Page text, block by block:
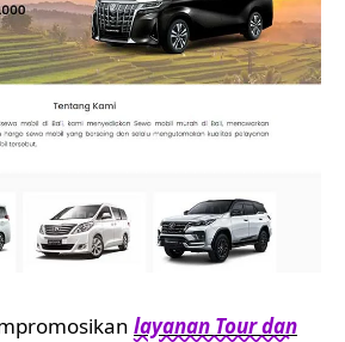
layanan Tour dan